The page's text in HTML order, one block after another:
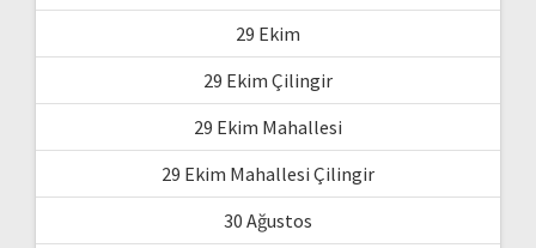
29 Ekim
29 Ekim Çilingir
29 Ekim Mahallesi
29 Ekim Mahallesi Çilingir
30 Ağustos